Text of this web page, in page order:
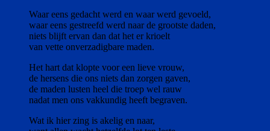
Waar eens gedacht werd en waar werd gevoeld,
waar eens gestreefd werd naar de grootste daden,
niets blijft ervan dan dat het er krioelt
van vette onverzadigbare maden.
Het hart dat klopte voor een lieve vrouw,
de hersens die ons niets dan zorgen gaven,
de maden lusten heel die troep wel rauw
nadat men ons vakkundig heeft begraven.
Wat ik hier zing is akelig en naar,